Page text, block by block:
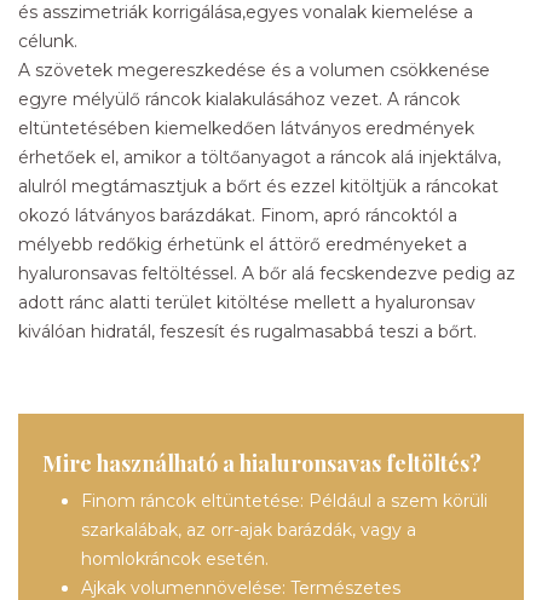
és asszimetriák korrigálása,egyes vonalak kiemelése a
célunk.
A szövetek megereszkedése és a volumen csökkenése
egyre mélyülő ráncok kialakulásához vezet. A ráncok
eltüntetésében kiemelkedően látványos eredmények
érhetőek el, amikor a töltőanyagot a ráncok alá injektálva,
alulról megtámasztjuk a bőrt és ezzel kitöltjük a ráncokat
okozó látványos barázdákat. Finom, apró ráncoktól a
mélyebb redőkig érhetünk el áttörő eredményeket a
hyaluronsavas feltöltéssel. A bőr alá fecskendezve pedig az
adott ránc alatti terület kitöltése mellett a hyaluronsav
kiválóan hidratál, feszesít és rugalmasabbá teszi a bőrt.
Mire használható a hialuronsavas feltöltés?
Finom ráncok eltüntetése: Például a szem körüli
szarkalábak, az orr-ajak barázdák, vagy a
homlokráncok esetén.
Ajkak volumennövelése: Természetes